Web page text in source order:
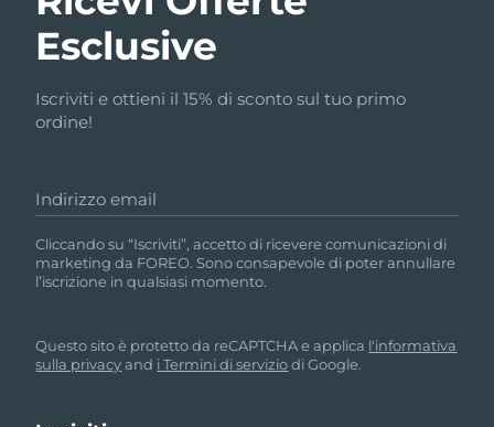
Esclusive
Iscriviti e ottieni il 15% di sconto sul tuo primo
ordine!
Indirizzo email
Cliccando su “Iscriviti”, accetto di ricevere comunicazioni di
marketing da FOREO. Sono consapevole di poter annullare
l’iscrizione in qualsiasi momento.
Questo sito è protetto da reCAPTCHA e applica l'informativa
sulla privacyand i Termini di serviziodi Google.